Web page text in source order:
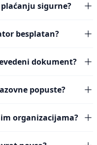
sigurne?
besplatan?
dokument?
popuste?
organizacijama?